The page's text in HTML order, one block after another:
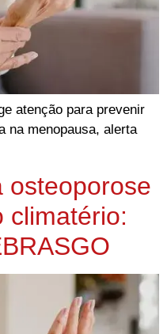
atenção para prevenir
na menopausa, alerta
osteoporose
climatério: